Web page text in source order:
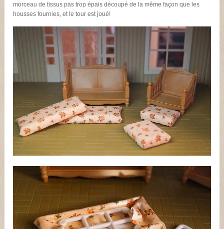
morceau de tissus pas trop épais découpé de la même façon que les
housses fournies, et le tour est joué!